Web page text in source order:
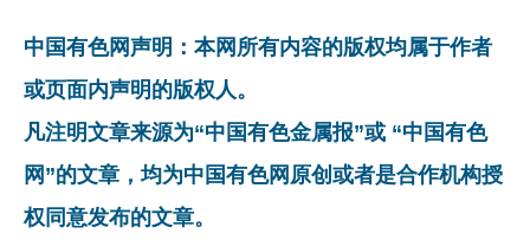
中国有色网声明：本网所有内容的版权均属于作者
或页面内声明的版权人。
凡注明文章来源为“中国有色金属报”或 “中国有色
网”的文章，均为中国有色网原创或者是合作机构授
权同意发布的文章。